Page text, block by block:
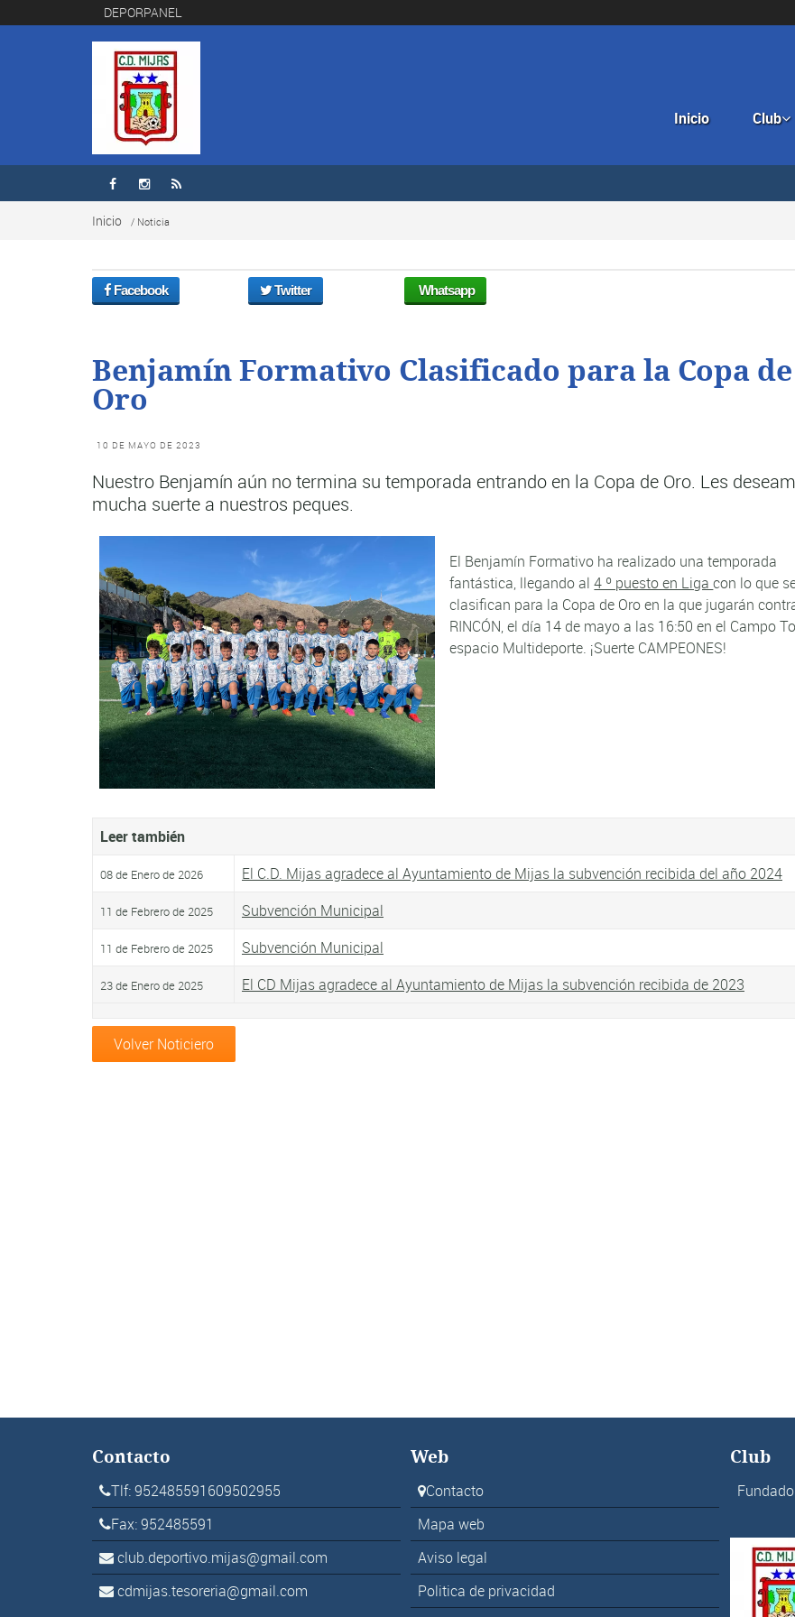
DEPORPANEL
Inicio Club
  
Inicio / Noticia
Facebook Twitter Whatsapp
Benjamín Formativo Clasificado para la Copa de
Oro
10 DE MAYO DE 2023
Nuestro Benjamín aún no termina su temporada entrando en la Copa de Oro. Les
mucha suerte a nuestros peques.
El Benjamín Formativo ha realizado una temporada
fantástica, llegando al4 º puesto en Ligacon lo que
clasifican para la Copa de Oro en la que jugarán
RINCÓN, el día 14 de mayoa las 16:50 en el Campo
espacio Multideporte. ¡Suerte CAMPEONES!
Leer también
08 de Enero de 2026 El C.D. Mijas agradece al Ayuntamiento de Mijas la subvención recibida del año 2024
11 de Febrero de 2025 Subvención Municipal
11 de Febrero de 2025 Subvención Municipal
23 de Enero de 2025 El CD Mijas agradece al Ayuntamiento de Mijas la subvención recibida de 2023
Volver Noticiero
Contacto
Tlf: 952485591609502955
Fax: 952485591
club.deportivo.mijas@gmail.com
cdmijas.tesoreria@gmail.com
Web
Contacto
Mapa web
Aviso legal
Politica de privacidad
Club